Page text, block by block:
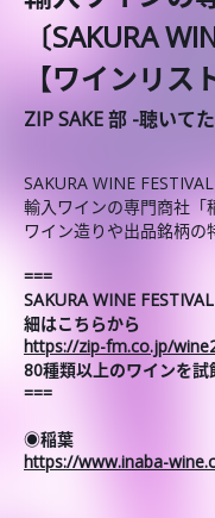
〔SAKURA
【ワインリス
ZIP SAKE 部 -聴いて
SAKURA WINE
輸入ワインの専門商社「
ワイン造りや出品銘柄の
===
SAKURA WINE
細はこちらから
https://zip-fm.co.jp/
80種類以上のワインを試
===
◉稲葉
https://www.inaba-